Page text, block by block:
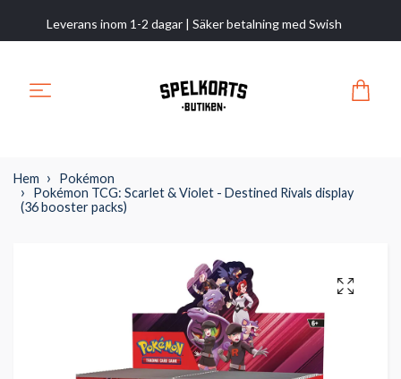
Leverans inom 1-2 dagar | Säker betalning med Swish
Hem
Pokémon
Pokémon TCG: Scarlet & Violet - Destined Rivals display
(36 booster packs)